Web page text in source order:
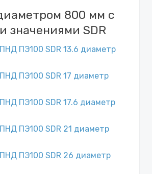
800 мм с
значениями SDR
ПЭ100 SDR 13.6 диаметр
ПЭ100 SDR 17 диаметр
ПЭ100 SDR 17.6 диаметр
ПЭ100 SDR 21 диаметр
ПЭ100 SDR 26 диаметр